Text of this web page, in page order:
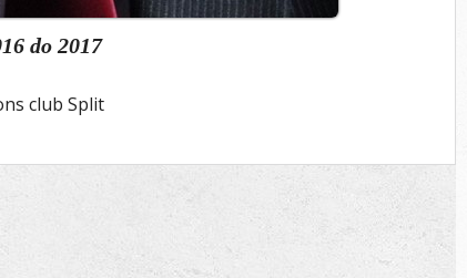
do2017
club Split